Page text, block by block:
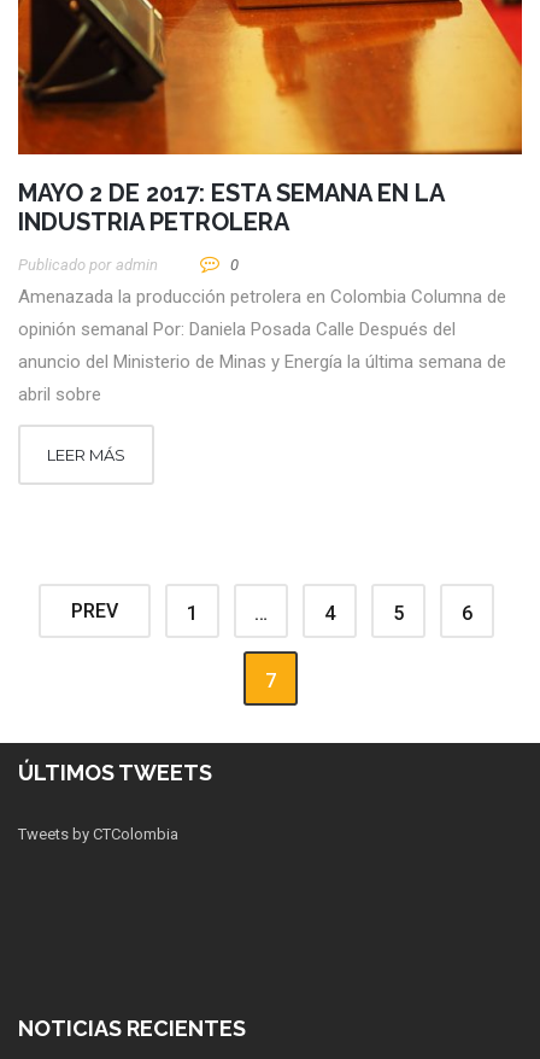
MAYO 2 DE 2017: ESTA SEMANA EN LA
INDUSTRIA PETROLERA
Publicado por Admin 0
Amenazada la producción petrolera en Colombia Columna de
opinión semanal Por: Daniela Posada Calle Después del
anuncio del Ministerio de Minas y Energía la última semana de
abril sobre
LEER MÁS
PREV 1 … 4 5 6
7
ÚLTIMOS TWEETS
Tweets by CTColombia
NOTICIAS RECIENTES